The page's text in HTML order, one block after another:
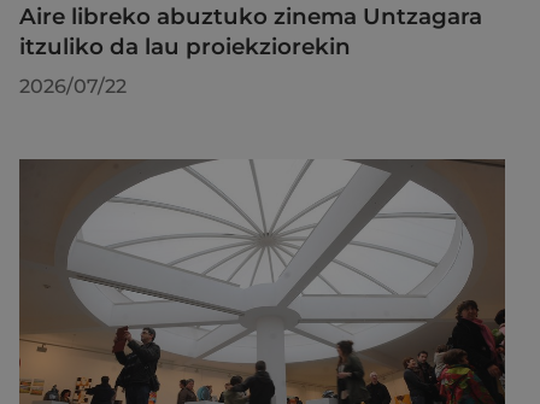
Aire libreko abuztuko zinema Untzagara
itzuliko da lau proiekziorekin
2026/07/22